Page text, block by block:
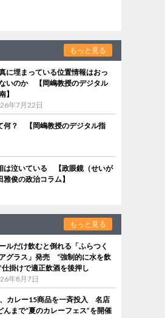
もっと見る
に埋まっている位置情報はおっ
いのか 【岡嶋教授のデジタル
】
年7月22日
何？ 【岡嶋教授のデジタル指
は泣いている 【政眼鏡（せいが
俊の政治コラム】
もっと見る
ルだけ飲むと倒れる「ふらつく
グラス」発売 “強制的に水を飲
仕掛けで適正飲酒を後押し
年8月7日
カレー15商品を一斉投入 名店
んまで“夏のカレーフェス”を開催